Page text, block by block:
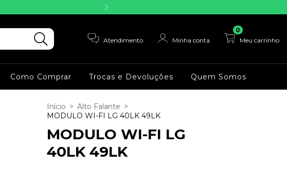
Atendimento Minha conta Meu carrinho
0
Como Comprar Trocas e Devoluções Quem Somos
Início > Alto Falante >
MODULO WI-FI LG 40LK 49LK
MODULO WI-FI LG
40LK 49LK